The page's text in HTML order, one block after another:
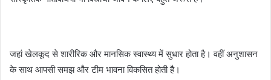
जहां खेलकूद से शारीरिक और मानसिक स्वास्थ्य में सुधार होता है। वहीं अनुशासन
के साथ आपसी समझ और टीम भावना विकसित होती है।